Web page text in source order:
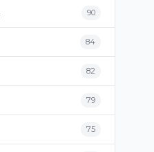
90
84
82
79
75